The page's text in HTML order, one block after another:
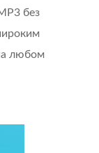
без
любом